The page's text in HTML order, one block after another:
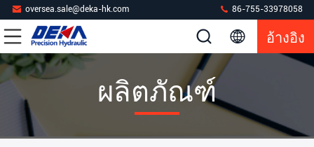
oversea.sale@deka-hk.com 86-755-33978058
อ้างอิง
ผลิตภัณฑ์